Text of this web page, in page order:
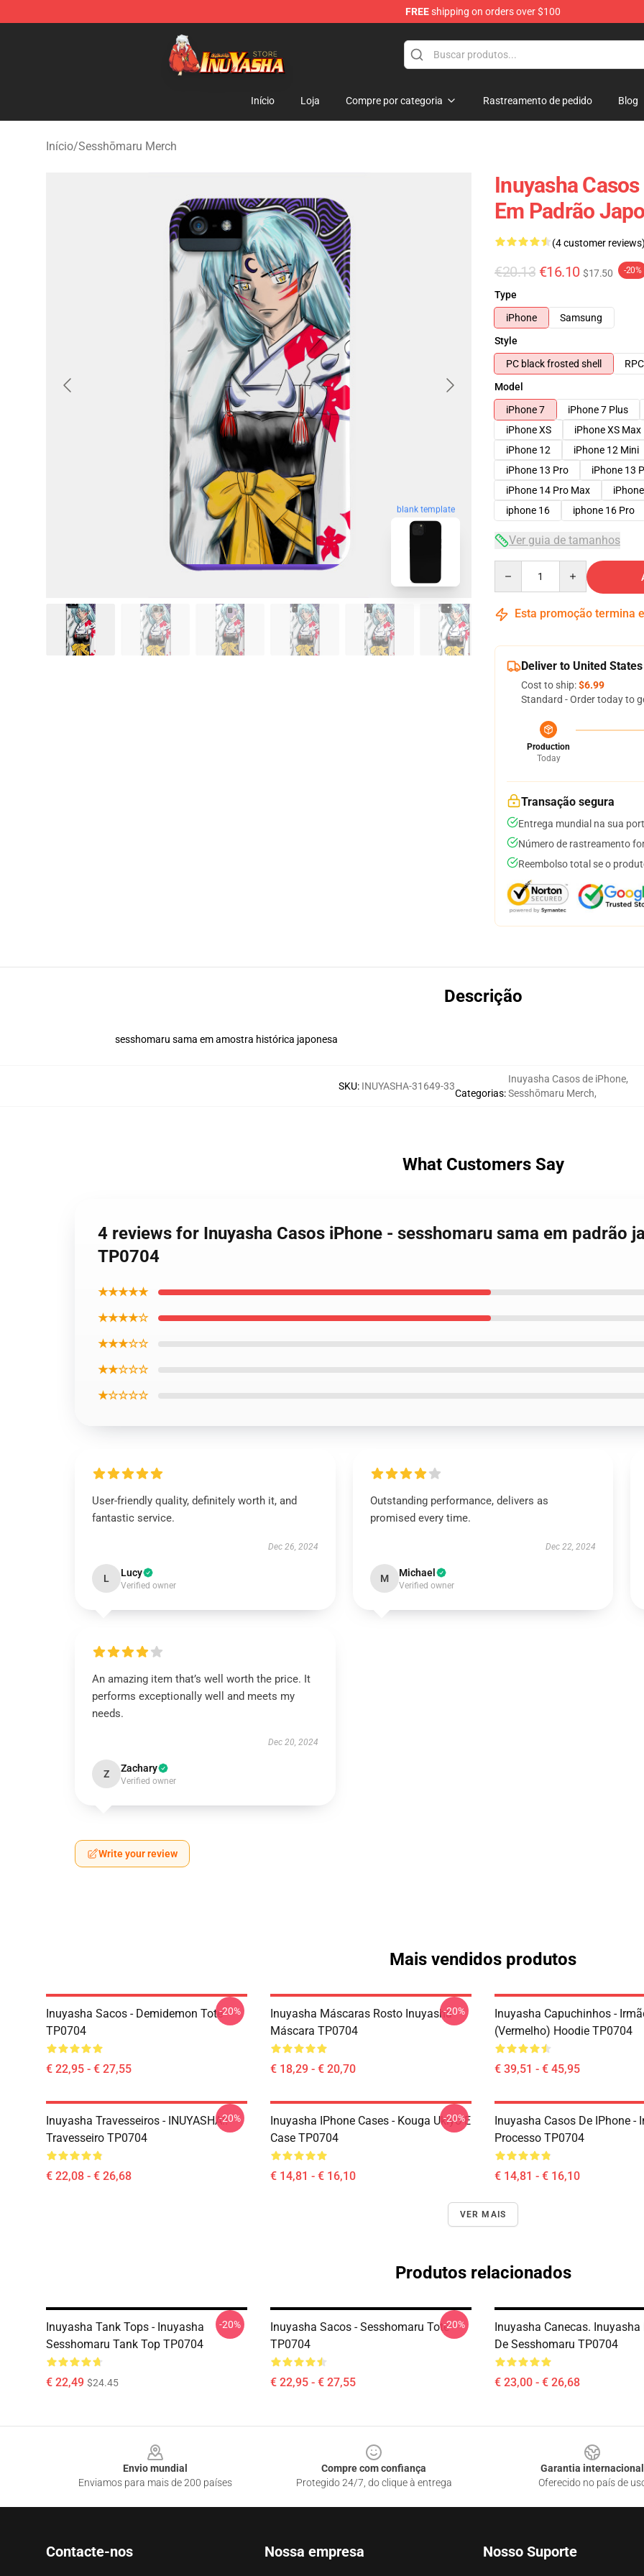
FREEshipping on orders over $100
Inuyasha Store - Official Inuyasha Merchandise Shop
Início Loja Compre por categoria Rastreamento de pedido Blog
Início/Sesshōmaru Merch
blank template
Inuyasha
Em Padrão
(4 customer reviews)
€20.13 €16.10 $17.50 -20%
Type
iPhone
Samsung
Style
PC black frosted shell
Model
iPhone 7
iPhone 7 Plus
iPhone XS
iPhone XS Max
iPhone 12
iPhone 12 Mini
iPhone 13 Pro
iPhone 13
iPhone 14 Pro Max
iphone 16
iphone 16 Pro
Ver guia de tamanhos
Esta promoção termina
Deliver to United States
Cost to ship:$6.99
Standard - Order today to
Production
Today
Transação segura
Entrega mundial na sua
Número de rastreamento
Reembolso total se o
Descrição
sesshomaru sama em amostra histórica japonesa
SKU: INUYASHA-31649-33
Categorias:
Inuyasha Casos de iPhone,
Sesshōmaru Merch,
What Customers Say
4 reviews for Inuyasha Casos iPhone - sesshomaru sama em padrão
TP0704
★★★★★
★★★★☆
★★★☆☆
★★☆☆☆
★☆☆☆☆
User-friendly quality, definitely worth it, and
fantastic service.
Dec 26, 2024
L Lucy
Verified owner
Outstanding performance, delivers as
promised every time.
Dec 22, 2024
M Michael
Verified owner
An amazing item that’s well worth the price. It
performs exceptionally well and meets my
needs.
Dec 20, 2024
Z Zachary
Verified owner
Write your review
Mais vendidos produtos
Inuyasha Sacos - Demidemon Tote
TP0704
€ 22,95 - € 27,55
-20%
Inuyasha Máscaras Rosto Inuyasha
Máscara TP0704
€ 18,29 - € 20,70
-20%
Inuyasha Capuchinhos -
(vermelho) Hoodie TP0704
€ 39,51 - € 45,95
Inuyasha Travesseiros - INUYASHA!!
Travesseiro TP0704
€ 22,08 - € 26,68
-20%
Inuyasha IPhone Cases - Kouga Ukiyo-E
Case TP0704
€ 14,81 - € 16,10
-20%
Inuyasha Casos De IPhone -
Processo TP0704
€ 14,81 - € 16,10
VER MAIS
Produtos relacionados
Inuyasha Tank Tops - Inuyasha
Sesshomaru Tank Top TP0704
€ 22,49 $24.45
-20%
Inuyasha Sacos - Sesshomaru Tote
TP0704
€ 22,95 - € 27,55
-20%
Inuyasha Canecas.
De Sesshomaru TP0704
€ 23,00 - € 26,68
Envio mundial
Enviamos para mais de 200 países
Compre com confiança
Protegido 24/7, do clique à entrega
Garantia internacional
Oferecido no país de
Contacte-nos Nossa empresa Nosso Suporte